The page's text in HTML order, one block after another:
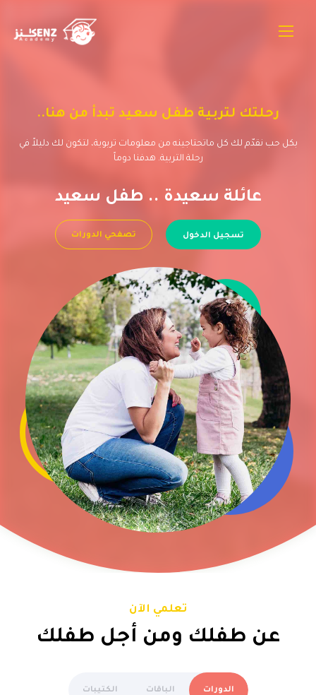
رحلتك لتربية طفل سعيد تبدأ من هنا..
بكل حب نقدّم لك كل ماتحتاجينه من معلومات تربوية، لتكون لك دليلاً في
رحلة التربية. هدفنا دوماً
عائلة سعيدة .. طفل سعيد
تسجيل الدخول تصفحي الدورات
تعلمي الآن
عن طفلك ومن أجل طفلك
الدورات الباقات الكتيبات